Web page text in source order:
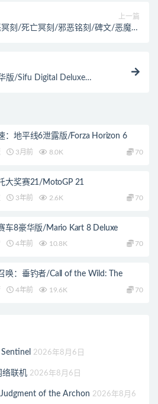
上一篇
刻/死亡冥刻/邪恶铭刻/碑文/恶魔密
版/Sifu Digital Deluxe
：地平线6泄露版/Forza Horizon 6
3月前 8.0K 70
大奖赛21/MotoGP 21
3年前 2.6K 70
车8豪华版/Mario Kart 8 Deluxe
4年前 10.8K 70
唤：垂钓者/Call of the Wild: The
4年前 19.6K 70
2026年8月6日
络联机 2026年8月6日
of the Archon 2026年8月6